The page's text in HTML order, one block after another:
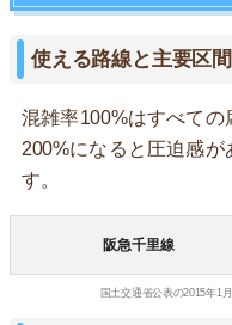
使える路線と主要区
混雑率100%はすべての
200%になると圧迫感が
す。
阪急千里線
国土交通省公表の2015年1